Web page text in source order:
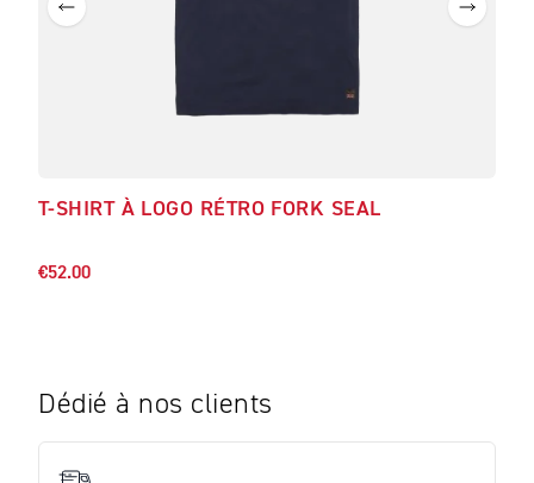
T-SHIRT À LOGO RÉTRO FORK SEAL
€52.00
Dédié à nos clients